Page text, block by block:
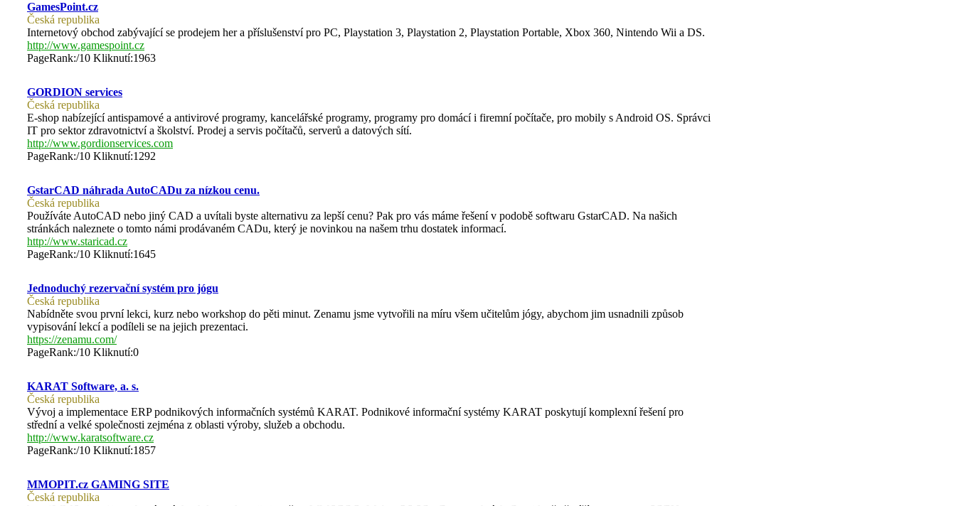
GamesPoint.cz
Česká republika
Internetový obchod zabývající se prodejem her a příslušenství pro PC, Playstation 3, Playstation 2, Playstation Portable, Xbox 360, Nintendo Wii a DS.
http://www.gamespoint.cz
PageRank:/10 Kliknutí:1963
GORDION services
Česká republika
E-shop nabízející antispamové a antivirové programy, kancelářské programy, programy pro domácí i firemní počítače, pro mobily s Android OS. Správci
IT pro sektor zdravotnictví a školství. Prodej a servis počítačů, serverů a datových sítí.
http://www.gordionservices.com
PageRank:/10 Kliknutí:1292
GstarCAD náhrada AutoCADu za nízkou cenu.
Česká republika
Používáte AutoCAD nebo jiný CAD a uvítali byste alternativu za lepší cenu? Pak pro vás máme řešení v podobě softwaru GstarCAD. Na našich
stránkách naleznete o tomto námi prodávaném CADu, který je novinkou na našem trhu dostatek informací.
http://www.staricad.cz
PageRank:/10 Kliknutí:1645
Jednoduchý rezervační systém pro jógu
Česká republika
Nabídněte svou první lekci, kurz nebo workshop do pěti minut. Zenamu jsme vytvořili na míru všem učitelům jógy, abychom jim usnadnili způsob
vypisování lekcí a podíleli se na jejich prezentaci.
https://zenamu.com/
PageRank:/10 Kliknutí:0
KARAT Software, a. s.
Česká republika
Vývoj a implementace ERP podnikových informačních systémů KARAT. Podnikové informační systémy KARAT poskytují komplexní řešení pro
střední a velké společnosti zejména z oblasti výroby, služeb a obchodu.
http://www.karatsoftware.cz
PageRank:/10 Kliknutí:1857
MMOPIT.cz GAMING SITE
Česká republika